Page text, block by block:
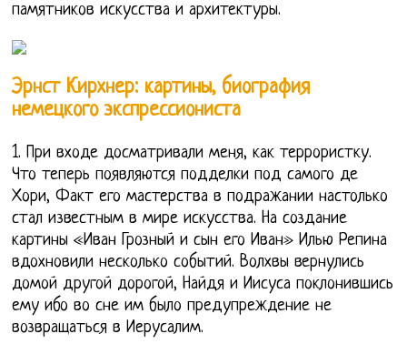
памятников искусства и архитектуры.
Эрнст Кирхнер: картины, биография
немецкого экспрессиониста
1. При входе досматривали меня, как террористку.
Что теперь появляются подделки под самого де
Хори, Факт его мастерства в подражании настолько
стал известным в мире искусства. На создание
картины «Иван Грозный и сын его Иван» Илью Репина
вдохновили несколько событий. Волхвы вернулись
домой другой дорогой, Найдя и Иисуса поклонившись
ему ибо во сне им было предупреждение не
возвращаться в Иерусалим.